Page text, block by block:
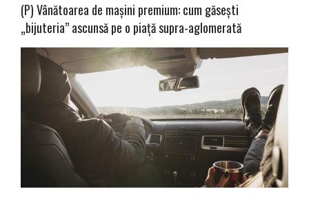
(P) Vânătoarea de mașini premium: cum găsești
„bijuteria” ascunsă pe o piață supra-aglomerată